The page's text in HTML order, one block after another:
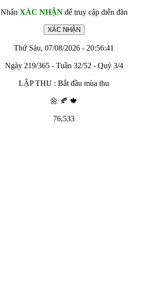
Nhấn XÁC NHẬNđể truy cập diễn đàn
Thứ Sáu, 07/08/2026 - 20:56:41
Ngày 219/365 - Tuần 32/52 - Quý 3/4
LẬP THU : Bắt đầu mùa thu
🌼 🍂 🍁
76,533